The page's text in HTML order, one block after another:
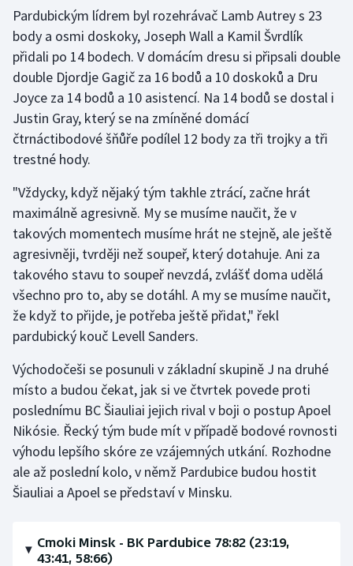
Golf
Gymnastika
Házená
Jezdectví
Judo
Krasobruslení
Lezení
Lyže a snowboard
Moderní pětiboj
Motorsport
Olympijské hry
Parasport
Plavání
Plážový volejbal
Pardubickým lídrem byl rozehrávač Lamb Autrey s 23
body a osmi doskoky, Joseph Wall a Kamil Švrdlík
přidali po 14 bodech. V domácím dresu si připsali double
double Djordje Gagič za 16 bodů a 10 doskoků a Dru
Joyce za 14 bodů a 10 asistencí. Na 14 bodů se dostal i
Justin Gray, který se na zmíněné domácí
čtrnáctibodové šňůře podílel 12 body za tři trojky a tři
trestné hody.
"Vždycky, když nějaký tým takhle ztrácí, začne hrát
maximálně agresivně. My se musíme naučit, že v
takových momentech musíme hrát ne stejně, ale ještě
agresivněji, tvrději než soupeř, který dotahuje. Ani za
takového stavu to soupeř nevzdá, zvlášť doma udělá
všechno pro to, aby se dotáhl. A my se musíme naučit,
že když to přijde, je potřeba ještě přidat," řekl
pardubický kouč Levell Sanders.
Východočeši se posunuli v základní skupině J na druhé
místo a budou čekat, jak si ve čtvrtek povede proti
poslednímu BC Šiauliai jejich rival v boji o postup Apoel
Nikósie. Řecký tým bude mít v případě bodové rovnosti
výhodu lepšího skóre ze vzájemných utkání. Rozhodne
ale až poslední kolo, v němž Pardubice budou hostit
Šiauliai a Apoel se představí v Minsku.
Cmoki Minsk - BK Pardubice 78:82 (23:19,
43:41, 58:66)